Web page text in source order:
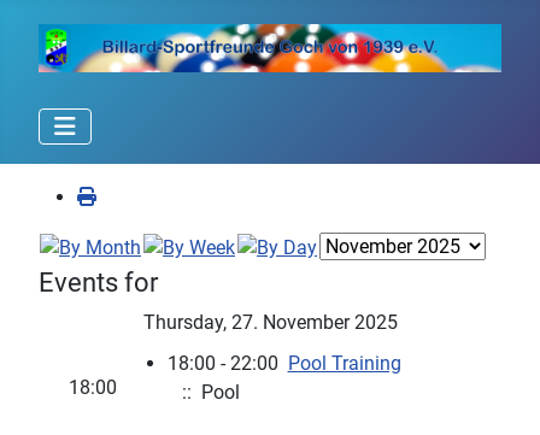
Events for
Thursday, 27. November 2025
18:00
18:00 - 22:00 Pool Training
:: Pool